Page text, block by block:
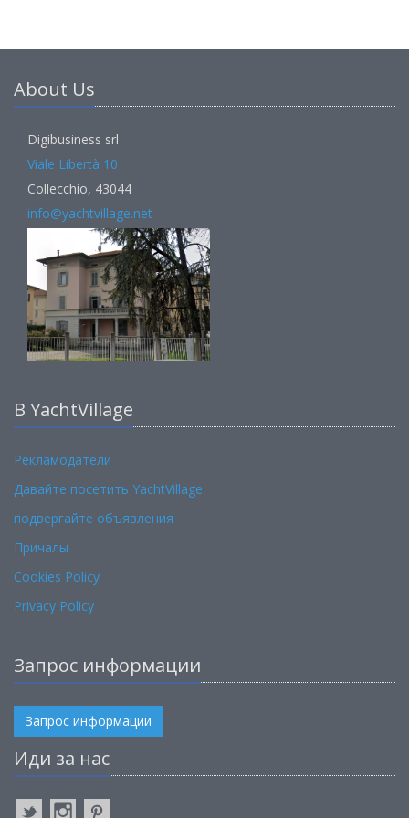
About Us
Digibusiness srl
Viale Libertà 10
Collecchio, 43044
info@yachtvillage.net
В YachtVillage
Рекламодатели
Давайте посетить YachtVillage
подвергайте объявления
Причалы
Cookies Policy
Privacy Policy
Запрос информации
Запрос информации
Иди за нас